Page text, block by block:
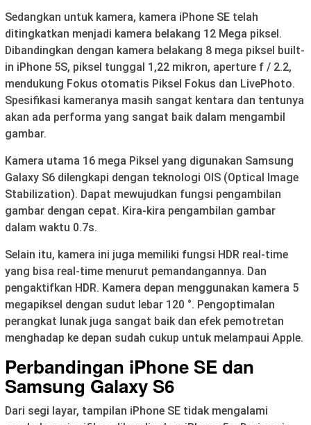
Sedangkan untuk kamera, kamera iPhone SE telah
ditingkatkan menjadi kamera belakang 12 Mega piksel.
Dibandingkan dengan kamera belakang 8 mega piksel built-
in iPhone 5S, piksel tunggal 1,22 mikron, aperture f / 2.2,
mendukung Fokus otomatis Piksel Fokus dan LivePhoto.
Spesifikasi kameranya masih sangat kentara dan tentunya
akan ada performa yang sangat baik dalam mengambil
gambar.
Kamera utama 16 mega Piksel yang digunakan Samsung
Galaxy S6 dilengkapi dengan teknologi OIS (Optical Image
Stabilization). Dapat mewujudkan fungsi pengambilan
gambar dengan cepat. Kira-kira pengambilan gambar
dalam waktu 0.7s.
Selain itu, kamera ini juga memiliki fungsi HDR real-time
yang bisa real-time menurut pemandangannya. Dan
pengaktifkan HDR. Kamera depan menggunakan kamera 5
megapiksel dengan sudut lebar 120 °. Pengoptimalan
perangkat lunak juga sangat baik dan efek pemotretan
menghadap ke depan sudah cukup untuk melampaui Apple.
Perbandingan iPhone SE dan
Samsung Galaxy S6
Dari segi layar, tampilan iPhone SE tidak mengalami